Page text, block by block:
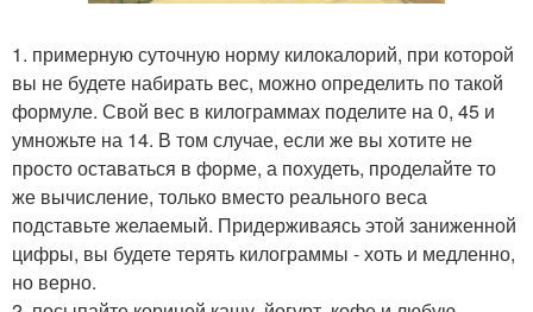
1. примерную суточную норму килокалорий, при которой
вы не будете набирать вес, можно определить по такой
формуле. Свой вес в килограммах поделите на 0, 45 и
умножьте на 14. В том случае, если же вы хотите не
просто оставаться в форме, а похудеть, проделайте то
же вычисление, только вместо реального веса
подставьте желаемый. Придерживаясь этой заниженной
цифры, вы будете терять килограммы - хоть и медленно,
но верно.